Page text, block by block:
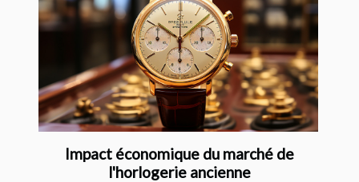
Impact économique du marché de
l'horlogerie ancienne